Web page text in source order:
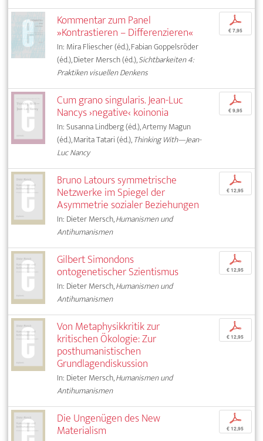
Kommentar zum Panel
»Kontrastieren – Differenzieren«
In: Mira Fliescher (éd.), Fabian Goppelsröder
(éd.), Dieter Mersch (éd.),Sichtbarkeiten 4:
Praktiken visuellen Denkens
p
€ 7,95
Cum grano singularis. Jean-Luc
Nancys ›negative‹ koinonia
In: Susanna Lindberg (éd.), Artemy Magun
(éd.), Marita Tatari (éd.),Thinking With—Jean-
Luc Nancy
p
€ 9,95
Bruno Latours symmetrische
Netzwerke im Spiegel der
Asymmetrie sozialer Beziehungen
In: Dieter Mersch,Humanismen und
Antihumanismen
p
€ 12,95
Gilbert Simondons
ontogenetischer Szientismus
In: Dieter Mersch,Humanismen und
Antihumanismen
p
€ 12,95
Von Metaphysikkritik zur
kritischen Ökologie: Zur
posthumanistischen
Grundlagendiskussion
In: Dieter Mersch,Humanismen und
Antihumanismen
p
€ 12,95
Die Ungenügen des New
Materialism
p
€ 12,95